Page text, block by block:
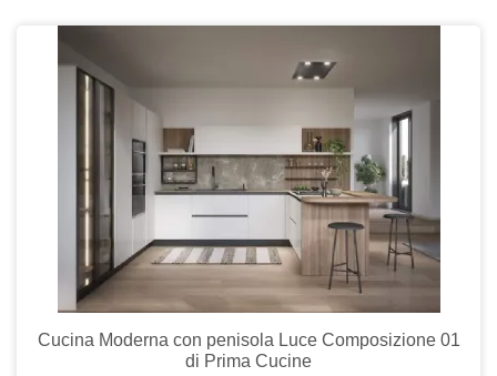
Cucina Moderna con penisola Luce Composizione 01
di Prima Cucine